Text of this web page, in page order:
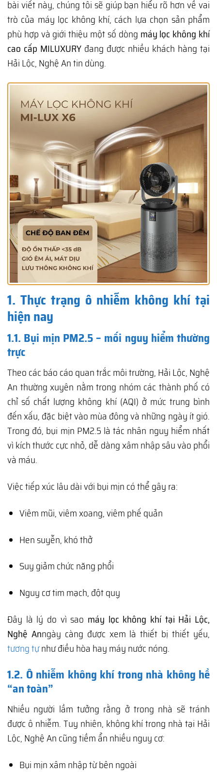
bài viết này, chúng tôi sẽ giúp bạn hiểu rõ hơn về vai
trò của máy lọc không khí, cách lựa chọn sản phẩm
phù hợp và giới thiệu một số dòng máy lọc không khí
cao cấp MILUXURY đang được nhiều khách hàng tại
Hải Lộc, Nghệ An tin dùng.
1. Thực trạng ô nhiễm không khí tại
hiện nay
1.1. Bụi mịn PM2.5 – mối nguy hiểm thường
trực
Theo các báo cáo quan trắc môi trường, Hải Lộc, Nghệ
An thường xuyên nằm trong nhóm các thành phố có
chỉ số chất lượng không khí (AQI) ở mức trung bình
đến xấu, đặc biệt vào mùa đông và những ngày ít gió.
Trong đó, bụi mịn PM2.5 là tác nhân nguy hiểm nhất
vì kích thước cực nhỏ, dễ dàng xâm nhập sâu vào phổi
và máu.
Việc tiếp xúc lâu dài với bụi mịn có thể gây ra:
Viêm mũi, viêm xoang, viêm phế quản
Hen suyễn, khó thở
Suy giảm chức năng phổi
Nguy cơ tim mạch, đột quỵ
Đây là lý do vì sao máy lọc không khí tại Hải Lộc,
Nghệ Anngày càng được xem là thiết bị thiết yếu,
tương tựnhư điều hòa hay máy nước nóng.
1.2. Ô nhiễm không khí trong nhà không hề
“an toàn”
Nhiều người lầm tưởng rằng ở trong nhà sẽ tránh
được ô nhiễm. Tuy nhiên, không khí trong nhà tại Hải
Lộc, Nghệ An cũng tiềm ẩn nhiều nguy cơ:
Bụi mịn xâm nhập từ bên ngoài